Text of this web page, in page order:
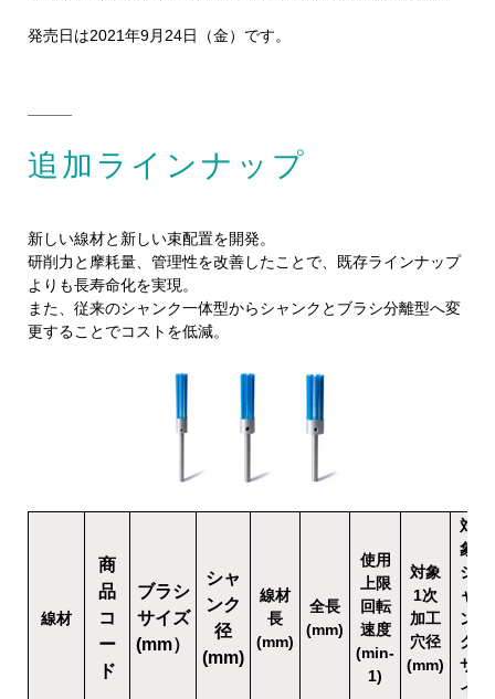
発売日は2021年9月24日（金）です。
追加ラインナップ
新しい線材と新しい束配置を開発。
研削力と摩耗量、管理性を改善したことで、既存ラインナップ
よりも長寿命化を実現。
また、従来のシャンク一体型からシャンクとブラシ分離型へ変
更することでコストを低減。
線材
商
品
コ
ー
ド
ブラシ
サイズ
(mm）
シャ
ンク
径
(mm)
線材
長
(mm)
全長
(mm)
使用
上限
回転
速度
(min-
1)
対象
1次
加工
穴径
(mm)
対
象
シ
ャ
ン
ク
サ
イ